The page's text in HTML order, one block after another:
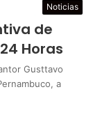
Noticias
de
Horas
Gusttavo
a